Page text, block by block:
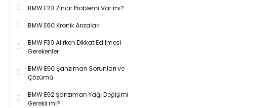
BMW F20 Zincir Problemi Var mı?
BMW E60 Kronik Arızaları
BMW F30 Alırken Dikkat Edilmesi
Gerekenler
BMW E90 Şanzıman Sorunları ve
Çözümü
BMW E92 Şanzıman Yağı Değişimi
Gerekli mi?